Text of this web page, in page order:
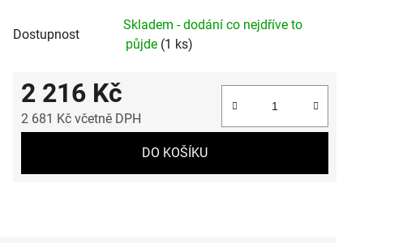
Dostupnost
Skladem - dodání co nejdříve to
půjde (1 ks)
2 216 Kč
2 681 Kč včetně DPH
DO KOŠÍKU